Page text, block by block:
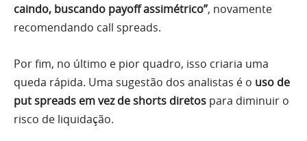
caindo, buscando payoff assimétrico”, novamente
recomendando call spreads.
Por fim, no último e pior quadro, isso criaria uma
queda rápida. Uma sugestão dos analistas é o uso de
put spreads em vez de shorts diretos para diminuir o
risco de liquidação.